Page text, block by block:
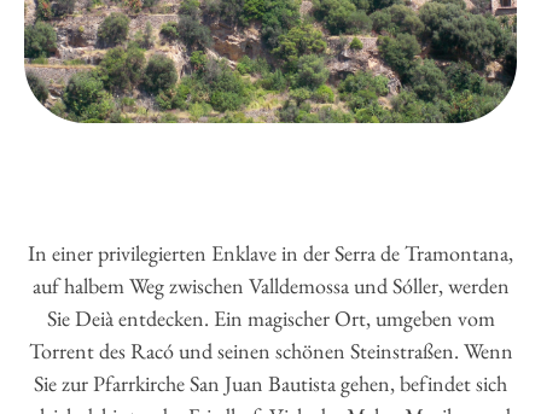
In einer privilegierten Enklave in der Serra de Tramontana,
auf halbem Weg zwischen Valldemossa und Sóller, werden
Sie Deià entdecken. Ein magischer Ort, umgeben vom
Torrent des Racó und seinen schönen Steinstraßen. Wenn
Sie zur Pfarrkirche San Juan Bautista gehen, befindet sich